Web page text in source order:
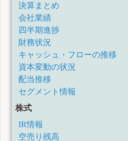
決算まとめ
会社業績
四半期進捗
財務状況
キャッシュ・フローの推移
資本変動の状況
配当推移
セグメント情報
株式
IR情報
空売り残高